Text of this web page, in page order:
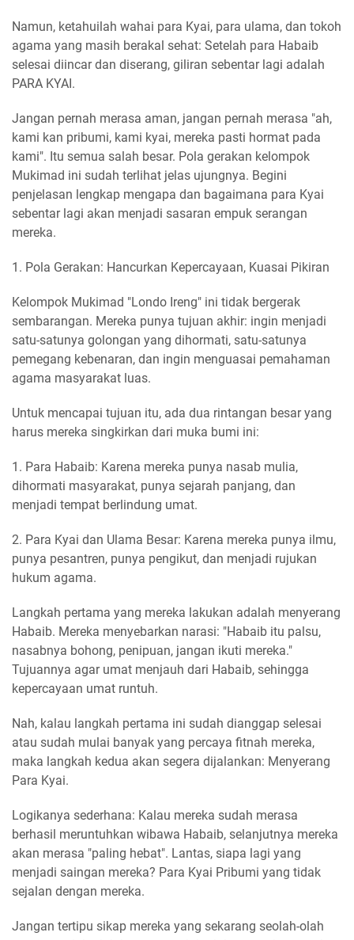
Namun, ketahuilah wahai para Kyai, para ulama, dan tokoh
agama yang masih berakal sehat: Setelah para Habaib
selesai diincar dan diserang, giliran sebentar lagi adalah
PARA KYAI.
Jangan pernah merasa aman, jangan pernah merasa "ah,
kami kan pribumi, kami kyai, mereka pasti hormat pada
kami". Itu semua salah besar. Pola gerakan kelompok
Mukimad ini sudah terlihat jelas ujungnya. Begini
penjelasan lengkap mengapa dan bagaimana para Kyai
sebentar lagi akan menjadi sasaran empuk serangan
mereka.
1. Pola Gerakan: Hancurkan Kepercayaan, Kuasai Pikiran
Kelompok Mukimad "Londo Ireng" ini tidak bergerak
sembarangan. Mereka punya tujuan akhir: ingin menjadi
satu-satunya golongan yang dihormati, satu-satunya
pemegang kebenaran, dan ingin menguasai pemahaman
agama masyarakat luas.
Untuk mencapai tujuan itu, ada dua rintangan besar yang
harus mereka singkirkan dari muka bumi ini:
1. Para Habaib: Karena mereka punya nasab mulia,
dihormati masyarakat, punya sejarah panjang, dan
menjadi tempat berlindung umat.
2. Para Kyai dan Ulama Besar: Karena mereka punya ilmu,
punya pesantren, punya pengikut, dan menjadi rujukan
hukum agama.
Langkah pertama yang mereka lakukan adalah menyerang
Habaib. Mereka menyebarkan narasi: "Habaib itu palsu,
nasabnya bohong, penipuan, jangan ikuti mereka."
Tujuannya agar umat menjauh dari Habaib, sehingga
kepercayaan umat runtuh.
Nah, kalau langkah pertama ini sudah dianggap selesai
atau sudah mulai banyak yang percaya fitnah mereka,
maka langkah kedua akan segera dijalankan: Menyerang
Para Kyai.
Logikanya sederhana: Kalau mereka sudah merasa
berhasil meruntuhkan wibawa Habaib, selanjutnya mereka
akan merasa "paling hebat". Lantas, siapa lagi yang
menjadi saingan mereka? Para Kyai Pribumi yang tidak
sejalan dengan mereka.
Jangan tertipu sikap mereka yang sekarang seolah-olah